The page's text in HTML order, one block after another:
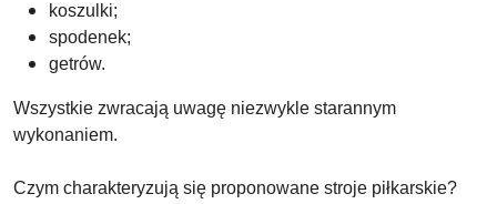
koszulki;
spodenek;
getrów.
Wszystkie zwracają uwagę niezwykle starannym
wykonaniem.
Czym charakteryzują się proponowane stroje piłkarskie?